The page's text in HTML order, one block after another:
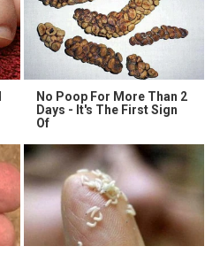
No Poop For More Than 2
Days - It's The First Sign
Of